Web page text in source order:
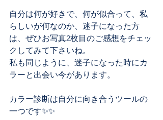
自分は何が好きで、何が似合って、私
らしいが何なのか、迷子になった方
は、ぜひお写真2枚目のご感想をチェッ
クしてみて下さいね。
私も同じように、迷子になった時にカ
ラーと出会い今があります。
カラー診断は自分に向き合うツールの
一つです✨✨